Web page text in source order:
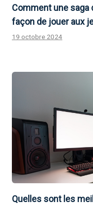
Comment une saga
façon de jouer aux
19 octobre 2024
Quelles sont les